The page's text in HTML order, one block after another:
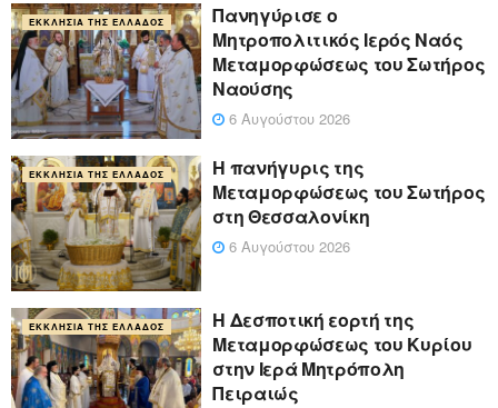
ΕΚΚΛΗΣΊΑ ΤΗΣ ΕΛΛΆΔΟΣ
Πανηγύρισε ο
Μητροπολιτικός Ιερός Ναός
Μεταμορφώσεως του Σωτήρος
Ναούσης
6 Αυγούστου 2026
ΕΚΚΛΗΣΊΑ ΤΗΣ ΕΛΛΆΔΟΣ
Η πανήγυρις της
Μεταμορφώσεως του Σωτήρος
στη Θεσσαλονίκη
6 Αυγούστου 2026
ΕΚΚΛΗΣΊΑ ΤΗΣ ΕΛΛΆΔΟΣ
Η Δεσποτική εορτή της
Μεταμορφώσεως του Κυρίου
στην Ιερά Μητρόπολη
Πειραιώς